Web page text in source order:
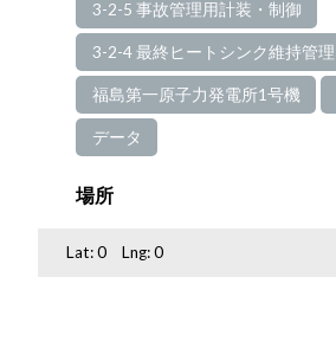
3-2-5 事故管理用計装・制御
3-2-4 最終ヒートシンク維持管理
福島第一原子力発電所1号機
データ
場所
Lat:0 Lng:0